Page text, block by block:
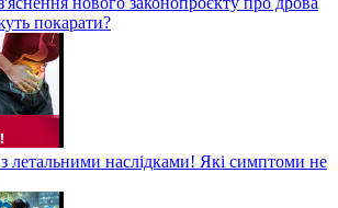
покарати?
летальними наслідками! Які симптоми не